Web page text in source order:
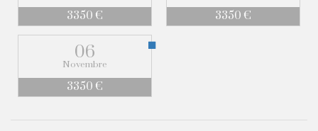
3350 € 3350 €
06
Novembre
3350 €